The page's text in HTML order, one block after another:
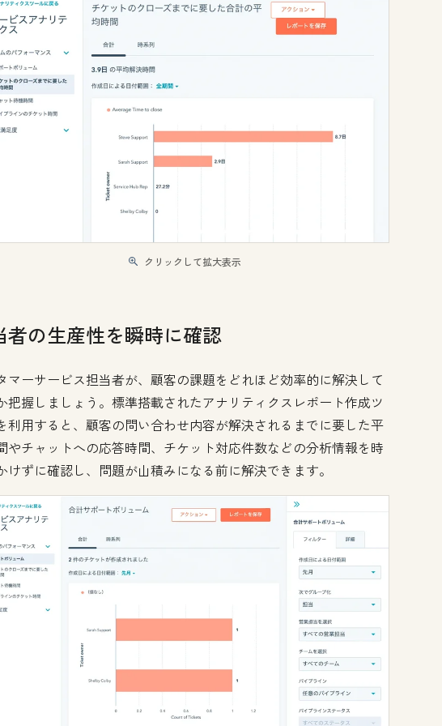
クリックして拡大表示
者の生産性を瞬時に確認
マーサービス担当者が、顧客の課題をどれほど効率的に解決して
把握しましょう。標準搭載されたアナリティクスレポート作成ツ
利用すると、顧客の問い合わせ内容が解決されるまでに要した平
やチャットへの応答時間、チケット対応件数などの分析情報を時
けずに確認し、問題が山積みになる前に解決できます。